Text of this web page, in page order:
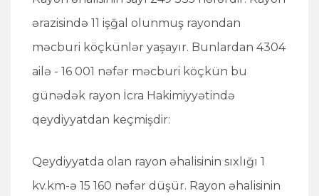
ərazisində 11 işğal olunmuş rayondan
məcburi köçkünlər yaşayır. Bunlardan 4304
ailə - 16 001 nəfər məcburi köçkün bu
günədək rayon İcra Hakimiyyətində
qeydiyyatdan keçmişdir:
Qeydiyyatda olan rayon əhalisinin sıxlığı 1
kv.km-ə 15 160 nəfər düşür. Rayon əhalisinin